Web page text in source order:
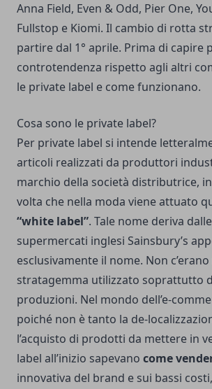
Anna Field, Even & Odd, Pier One,
Fullstop e Kiomi. Il cambio di rotta
partire dal 1° aprile. Prima di capire
controtendenza rispetto agli altri
le private label e come funzionano.
Cosa sono le private label?
Per private label si intende
articoli realizzati da produttori
marchio della società distributrice,
volta che nella moda viene attuato
“white label”. Tale nome deriva
supermercati inglesi Sainsbury’s
esclusivamente il nome. Non
stratagemma utilizzato soprattutto
produzioni. Nel mondo dell’e-
poiché non è tanto la de-
l’acquisto di prodotti da mettere in
label all’inizio sapevano come
innovativa del brand e sui bassi